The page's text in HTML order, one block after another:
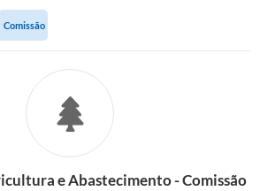
Comissão
e Abastecimento - Comissão